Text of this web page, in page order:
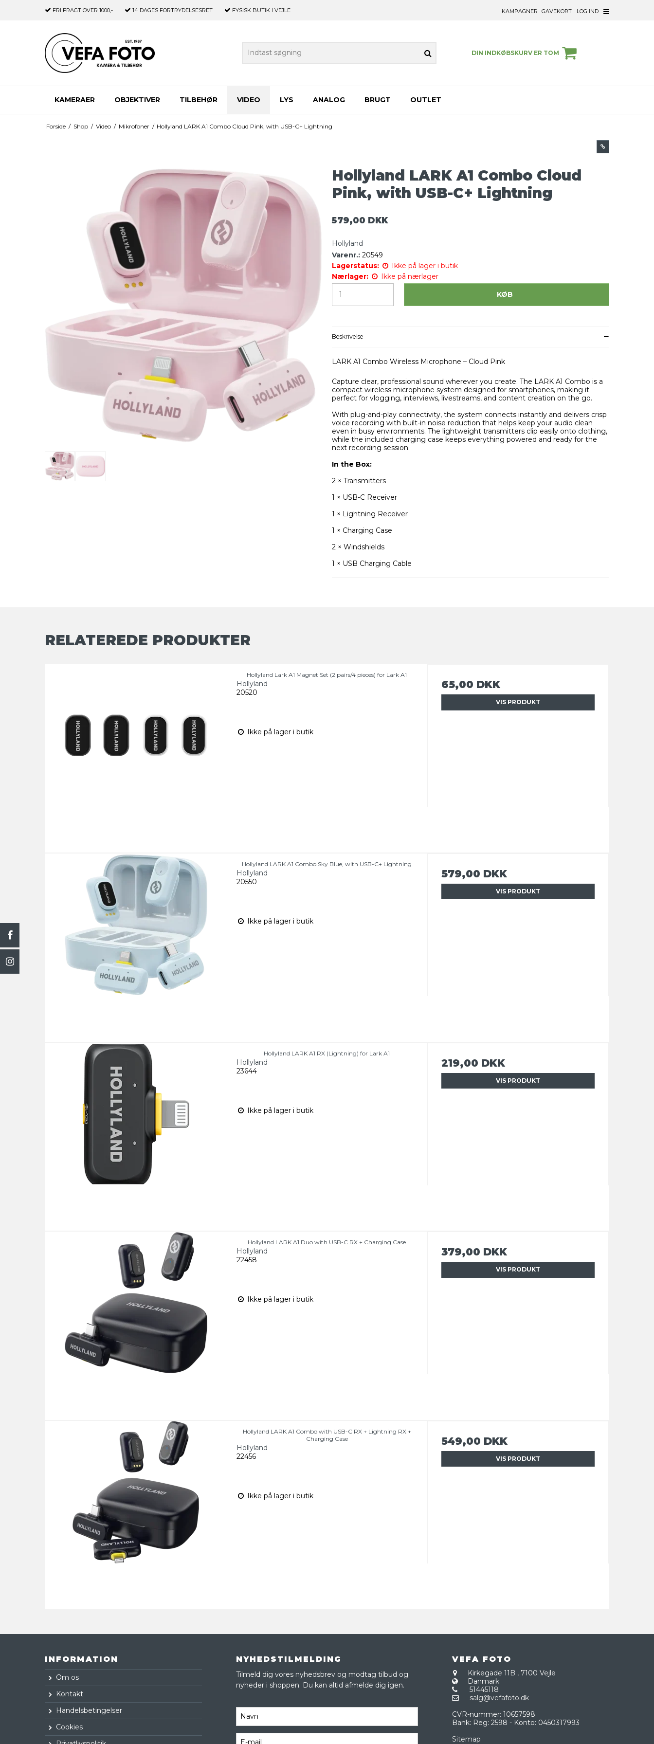
FRI FRAGT OVER 1000,- 14 DAGES FORTRYDELSESRET FYSISK BUTIK I VEJLE KAMPAGNER GAVEKORT LOG IND
DIN INDKØBSKURV ER TOM
KAMERAER OBJEKTIVER TILBEHØR VIDEO LYS ANALOG BRUGT OUTLET
Forside / Shop / Video / Mikrofoner / Hollyland LARK A1 Combo Cloud Pink, with USB-C+ Lightning
Hollyland LARK A1 Combo Cloud
Pink, with USB-C+ Lightning
579,00 DKK
Hollyland
Varenr.: 20549
Lagerstatus:
Ikke på lager i butik
Nærlager:
Ikke på nærlager
KØB
Beskrivelse
LARK A1 Combo Wireless Microphone – Cloud Pink
Capture clear, professional sound wherever you create. The LARK A1 Combo is a
compact wireless microphone system designed for smartphones, making it
perfect for vlogging, interviews, livestreams, and content creation on the go.
With plug-and-play connectivity, the system connects instantly and delivers crisp
voice recording with built-in noise reduction that helps keep your audio clean
even in busy environments. The lightweight transmitters clip easily onto clothing,
while the included charging case keeps everything powered and ready for the
next recording session.
In the Box:
2 × Transmitters
1 × USB-C Receiver
1 × Lightning Receiver
1 × Charging Case
2 × Windshields
1 × USB Charging Cable
RELATEREDE PRODUKTER
Hollyland Lark A1 Magnet Set (2 pairs/4 pieces) for Lark A1
Hollyland
20520
Ikke på lager i butik
65,00 DKK
VIS PRODUKT
Hollyland LARK A1 Combo Sky Blue, with USB-C+ Lightning
Hollyland
20550
Ikke på lager i butik
579,00 DKK
VIS PRODUKT
Hollyland LARK A1 RX (Lightning) for Lark A1
Hollyland
23644
Ikke på lager i butik
219,00 DKK
VIS PRODUKT
Hollyland LARK A1 Duo with USB-C RX + Charging Case
Hollyland
22458
Ikke på lager i butik
379,00 DKK
VIS PRODUKT
Hollyland LARK A1 Combo with USB-C RX + Lightning RX +
Charging Case
Hollyland
22456
Ikke på lager i butik
549,00 DKK
VIS PRODUKT
INFORMATION
Om os
Kontakt
Handelsbetingelser
Cookies
NYHEDSTILMELDING
Tilmeld dig vores nyhedsbrev og modtag tilbud og
nyheder i shoppen. Du kan altid afmelde dig igen.
VEFA FOTO
Kirkegade 11B ,7100 Vejle
Danmark
51445118
salg@vefafoto.dk
CVR-nummer: 10657598
Bank: Reg: 2598 - Konto: 0450317993
Sitemap